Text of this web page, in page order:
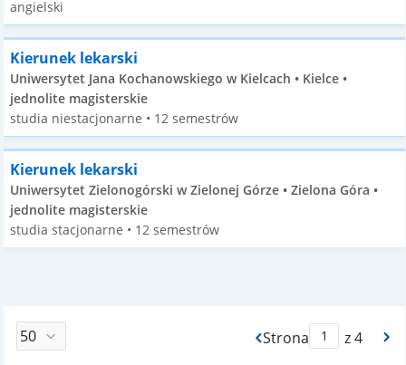
angielski
Kierunek lekarski
Uniwersytet Jana Kochanowskiego w Kielcach • Kielce •
jednolite magisterskie
studia niestacjonarne • 12 semestrów
Kierunek lekarski
Uniwersytet Zielonogórski w Zielonej Górze • Zielona Góra •
jednolite magisterskie
studia stacjonarne • 12 semestrów
Strona
Max Stronaz 4